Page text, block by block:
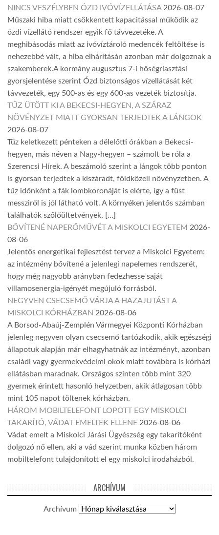
NINCS VESZÉLYBEN ÓZD IVÓVÍZELLÁTÁSA 2026-08-07
Műszaki hiba miatt csökkentett kapacitással működik az
ózdi vízellátó rendszer egyik fő távvezetéke. A
meghibásodás miatt az ivóvíztároló medencék feltöltése is
nehezebbé vált, a hiba elhárításán azonban már dolgoznak a
szakemberek.A kormány augusztus 7-i hőségriasztási
gyorsjelentése szerint Ózd biztonságos vízellátását két
távvezeték, egy 500-as és egy 600-as vezeték biztosítja.
TŰZ ÜTÖTT KI A BEKECSI-HEGYEN, A SZÁRAZ
NÖVÉNYZET MIATT GYORSAN TERJEDTEK A LÁNGOK
2026-08-07
Tűz keletkezett pénteken a délelőtti órákban a Bekecsi-
hegyen, más néven a Nagy-hegyen – számolt be róla a
Szerencsi Hírek. A beszámoló szerint a lángok több ponton
is gyorsan terjedtek a kiszáradt, földközeli növényzetben. A
tűz időnként a fák lombkoronáját is elérte, így a füst
messziről is jól látható volt. A környéken jelentős számban
találhatók szőlőültetvények, […]
BŐVÍTENÉ NAPERŐMŰVÉT A MISKOLCI EGYETEM 2026-
08-06
Jelentős energetikai fejlesztést tervez a Miskolci Egyetem:
az intézmény bővítené a jelenlegi napelemes rendszerét,
hogy még nagyobb arányban fedezhesse saját
villamosenergia-igényét megújuló forrásból.
NEGYVEN CSECSEMŐ VÁRJA A HAZAJUTÁST A
MISKOLCI KÓRHÁZBAN 2026-08-06
A Borsod-Abaúj-Zemplén Vármegyei Központi Kórházban
jelenleg negyven olyan csecsemő tartózkodik, akik egészségi
állapotuk alapján már elhagyhatnák az intézményt, azonban
családi vagy gyermekvédelmi okok miatt továbbra is kórházi
ellátásban maradnak. Országos szinten több mint 320
gyermek érintett hasonló helyzetben, akik átlagosan több
mint 105 napot töltenek kórházban.
HÁROM MOBILTELEFONT LOPOTT EGY MISKOLCI
TAKARÍTÓ, VÁDAT EMELTEK ELLENE 2026-08-06
Vádat emelt a Miskolci Járási Ügyészség egy takarítóként
dolgozó nő ellen, aki a vád szerint munka közben három
mobiltelefont tulajdonított el egy miskolci irodaházból.
ARCHÍVUM
Archívum